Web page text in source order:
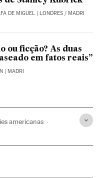
DE MIGUEL | LONDRES / MADRI
ou ficção? As duas
em fatos reais”
| MADRI
americanas